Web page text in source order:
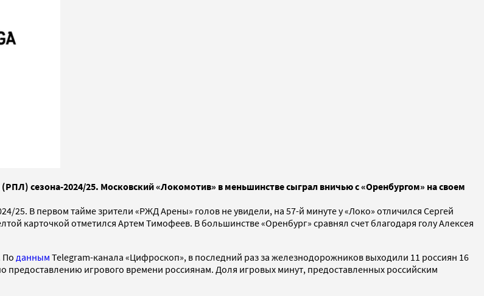
сезона-2024/25. Московский «Локомотив» в меньшинстве сыграл вничью с «Оренбургом» на своем
25. В первом тайме зрители «РЖД Арены» голов не увидели, на 57-й минуте у «Локо» отличился Сергей
карточкой отметился Артем Тимофеев. В большинстве «Оренбург» сравнял счет благодаря голу Алексея
По данным Telegram-канала «Цифроскоп», в последний раз за железнодорожников выходили 11 россиян 16
предоставлению игрового времени россиянам. Доля игровых минут, предоставленных российским